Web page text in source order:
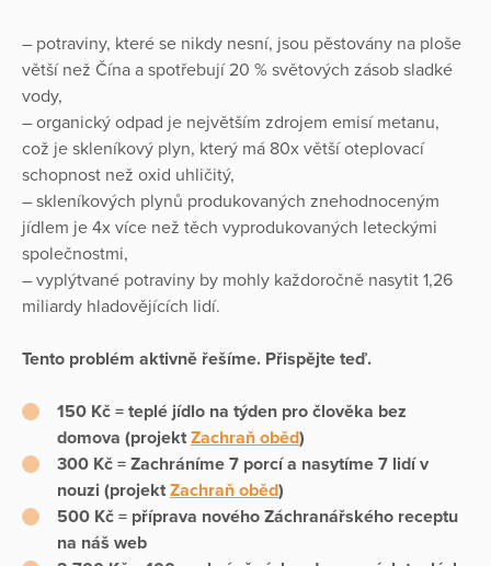
– potraviny, které se nikdy nesní, jsou pěstovány na ploše
větší než Čína a spotřebují 20 % světových zásob sladké
vody,
– organický odpad je největším zdrojem emisí metanu,
což je skleníkový plyn, který má 80x větší oteplovací
schopnost než oxid uhličitý,
– skleníkových plynů produkovaných znehodnoceným
jídlem je 4x více než těch vyprodukovaných leteckými
společnostmi,
– vyplýtvané potraviny by mohly každoročně nasytit 1,26
miliardy hladovějících lidí.
Tento problém aktivně řešíme. Přispějte teď.
150 Kč = teplé jídlo na týden pro člověka bez
domova (projekt Zachraň oběd)
300 Kč = Zachráníme 7 porcí a nasytíme 7 lidí v
nouzi (projekt Zachraň oběd)
500 Kč = příprava nového Záchranářského receptu
na náš web